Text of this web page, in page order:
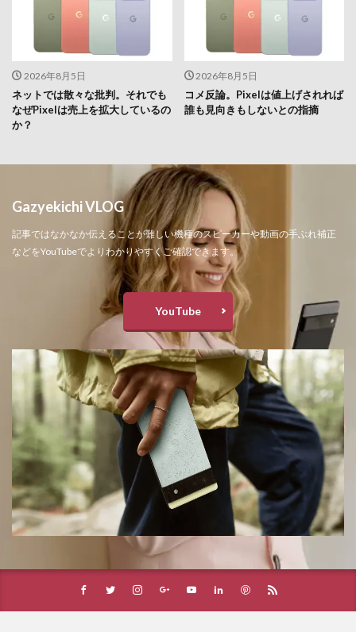
2026年8月5日
ネットでは散々な批判。それでも
なぜPixelは売上を拡大しているの
か？
2026年8月5日
コメ反論。Pixelは値上げされれば
誰も見向きもしないとの指摘
Gazyekichi VLOG
記事ではなかなか伝えることが難しい機種のスピーカーや動画の手ぶれ補正
などをYouTubeでよりわかりやすくご確認できます。
YouTube